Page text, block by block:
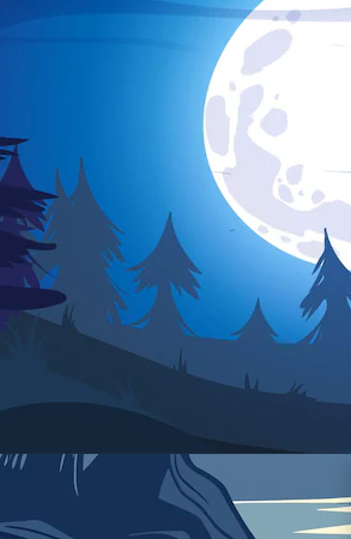
Креативная платформа для создания
ваших лучших работ. Более 1 миллиона
подписчиков среди креаторов,
предприятий, агентств и студий.